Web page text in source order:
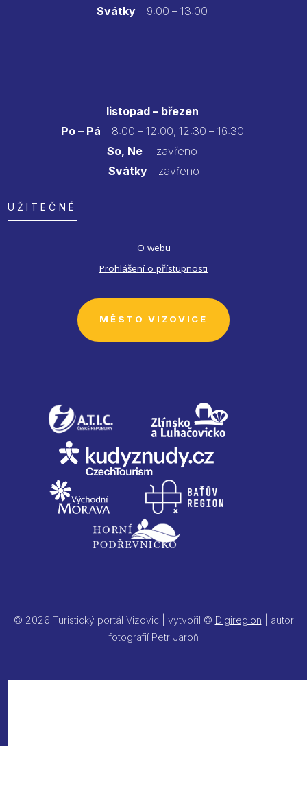
Svátky 9:00 – 13:00
listopad – březen
Po – Pá 8:00 – 12:00, 12:30 – 16:30
So, Ne zavřeno
Svátkyzavřeno
UŽITEČNÉ
O webu
Prohlášení o přístupnosti
MĚSTO VIZOVICE
© 2026 Turistický portál Vizovic | vytvořil © Digiregion | autor
fotografií Petr Jaroň